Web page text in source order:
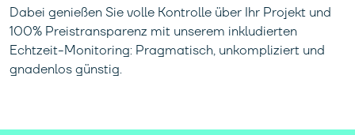
Dabei genießen Sie volle Kontrolle über Ihr Projekt und
100% Preistransparenz mit unserem inkludierten
Echtzeit-Monitoring: Pragmatisch, unkompliziert und
gnadenlos günstig.